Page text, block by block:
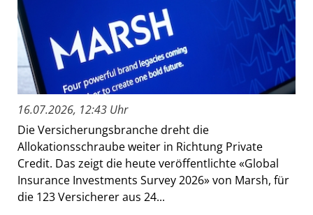
16.07.2026, 12:43 Uhr
Die Versicherungsbranche dreht die
Allokationsschraube weiter in Richtung Private
Credit. Das zeigt die heute veröffentlichte «Global
Insurance Investments Survey 2026» von Marsh, für
die 123 Versicherer aus 24...